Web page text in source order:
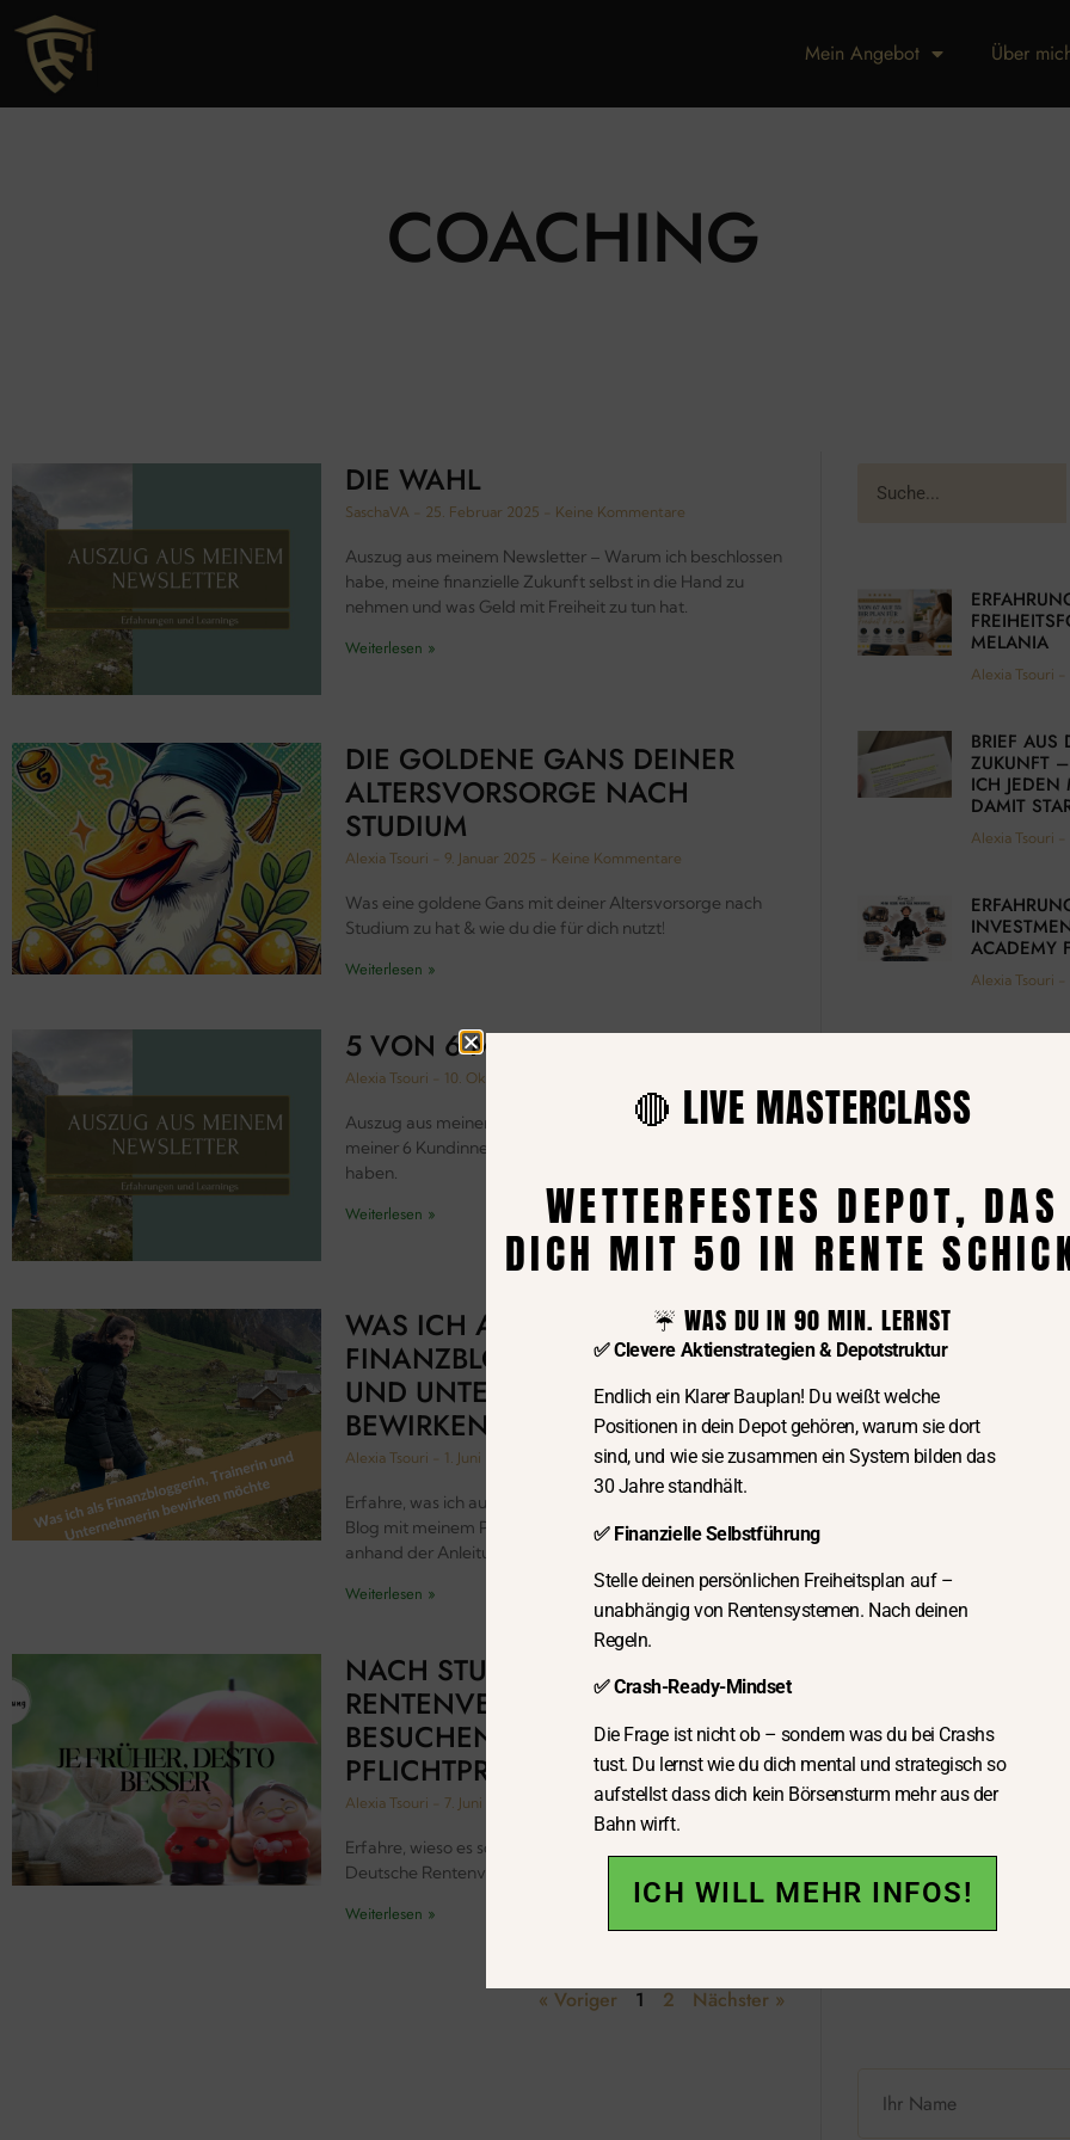
Mein Angebot Über
COACHING
DIE WAHL
SaschaVA 25. Februar 2025 Keine Kommentare
Auszug aus meinem Newsletter – Warum ich beschlossen
habe, meine finanzielle Zukunft selbst in die Hand zu
nehmen und was Geld mit Freiheit zu tun hat.
Weiterlesen »
DIE GOLDENE GANS DEINER
ALTERSVORSORGE NACH
STUDIUM
Alexia Tsouri 9. Januar 2025 Keine Kommentare
Was eine goldene Gans mit deiner Altersvorsorge nach
Studium zu hat & wie du die für dich nutzt!
Weiterlesen »
5 VON 6 MEINER KUNDINNEN
Alexia Tsouri 10. Oktober 2024
Auszug aus meinem Newsletter – Mit welcher Methode 5
meiner 6 Kundinnen Erfolg mit ihrer Altersvorsorge
haben.
Weiterlesen »
WAS ICH ALS
FINANZBLOGGERIN, TRAINERIN
UND UNTERNEHMERIN
BEWIRKEN MÖCHTE
Alexia Tsouri 1. Juni 2023 2 Kommentare
Erfahre, was ich auf der Welt bewegen möchte, was mein
Blog mit meinem Purpose zu tun hat und wie auch du
anhand der Anleitung deinen Purpose herausarbeitest
Weiterlesen »
NACH STUDIUM
RENTENVERSICHERUNG
BESUCHEN IST
PFLICHTPROGRAMM
Alexia Tsouri 7. Juni 2022 Keine Kommentare
Erfahre, wieso es so wichtig ist nach dem Studium die
Deutsche Rentenversicherung zu besuchen.
Weiterlesen »
« Voriger 1 2 Nächster »
MELANIA
Alexia Tsouri
BRIEF AUS
ZUKUNFT
ICH JEDEN
DAMIT
Alexia Tsouri
ACADEMY
Alexia Tsouri
(17)
Bücher
Coaching
(1) erfolgsrezepte(1)
Grundlagen
Rentenlücke(4)
(1)
Zwischen
🔴 LIVE MASTERCLASS
WETTERFESTES DEPOT, DAS
DICH MIT 50 IN RENTE
☔️ WAS DU IN 90 MIN. LERNST
✅ Clevere Aktienstrategien & Depotstruktur
Endlich ein Klarer Bauplan! Du weißt welche
Positionen in dein Depot gehören, warum sie dort
sind, und wie sie zusammen ein System bilden das
30 Jahre standhält.
✅ Finanzielle Selbstführung
Stelle deinen persönlichen Freiheitsplan auf –
unabhängig von Rentensystemen. Nach deinen
Regeln.
✅ Crash-Ready-Mindset
Die Frage ist nicht ob – sondern was du bei Crashs
tust. Du lernst wie du dich mental und strategisch so
aufstellst dass dich kein Börsensturm mehr aus der
Bahn wirft.
ICH WILL MEHR INFOS!